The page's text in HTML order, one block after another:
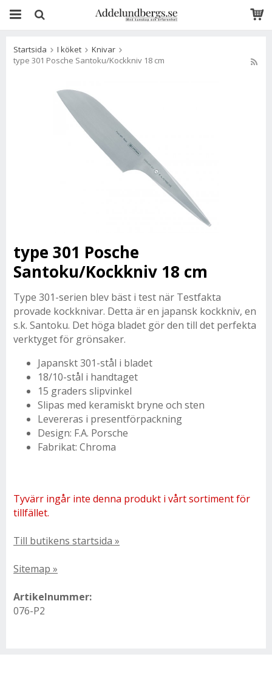
Startsida I köket
Knivar
type 301 Posche Santoku/Kockkniv 18 cm
type 301 Posche
Santoku/Kockkniv 18 cm
Type 301-serien blev bäst i test när Testfakta
provade kockknivar. Detta är en japansk kockkniv, en
s.k. Santoku. Det höga bladet gör den till det perfekta
verktyget för grönsaker.
Japanskt 301-stål i bladet
18/10-stål i handtaget
15 graders slipvinkel
Slipas med keramiskt bryne och sten
Levereras i presentförpackning
Design: F.A. Porsche
Fabrikat: Chroma
Tyvärr ingår inte denna produkt i vårt sortiment för
tillfället.
Till butikens startsida »
Sitemap »
Artikelnummer:
076-P2